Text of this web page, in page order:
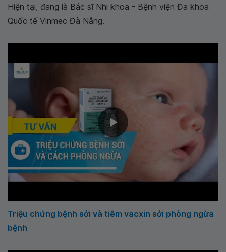
Hiện tại, đang là Bác sĩ Nhi khoa - Bệnh viện Đa khoa
Quốc tế Vinmec Đà Nẵng.
Triệu chứng bệnh sởi và tiêm vacxin sởi phòng ngừa
bệnh